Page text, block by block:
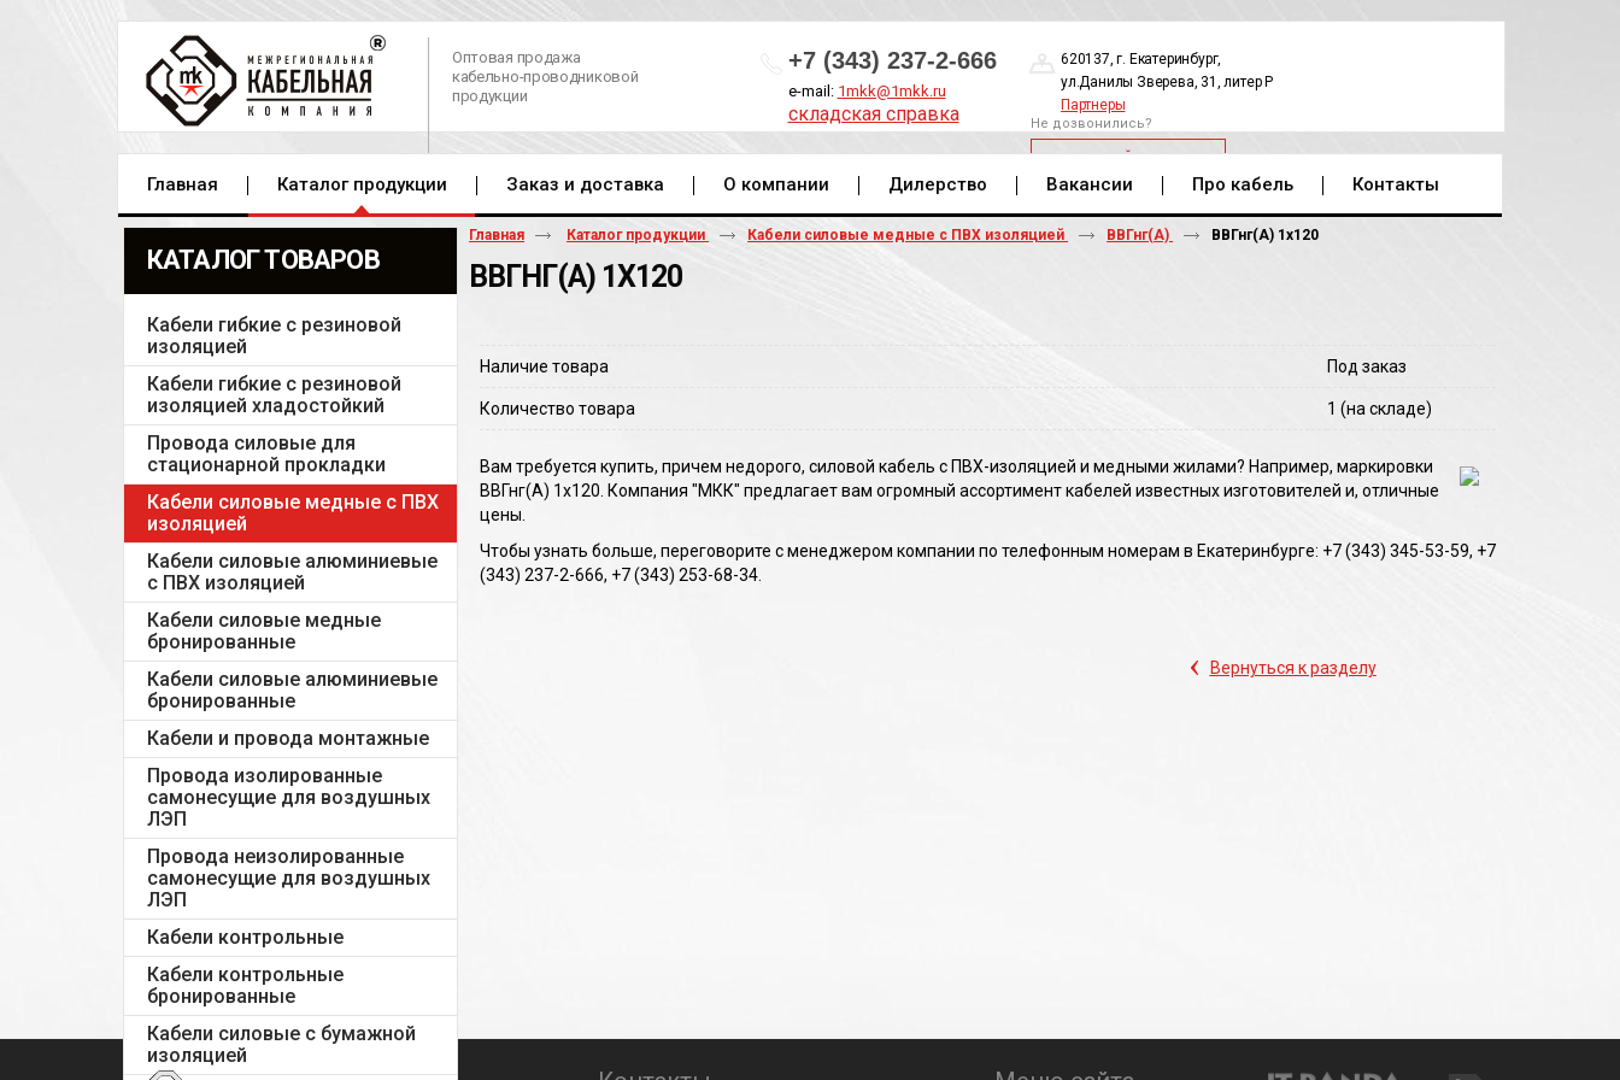
Оптовая продажа
кабельно-проводниковой
продукции
+7 (343) 237-2-666
e-mail: 1mkk@1mkk.ru
складская справка
620137, г. Екатеринбург,
ул.Данилы Зверева, 31, литер Р
Партнеры
Не дозвонились?
ОБРАТНЫЙ ЗВОНОК
Главная Каталог продукции Заказ и доставка О компании Дилерство Вакансии Про кабель Контакты
КАТАЛОГ ТОВАРОВ
Кабели гибкие с резиновой
изоляцией
Кабели гибкие с резиновой
изоляцией хладостойкий
Провода силовые для
стационарной прокладки
Кабели силовые медные с ПВХ
изоляцией
Кабели силовые алюминиевые
с ПВХ изоляцией
Кабели силовые медные
бронированные
Кабели силовые алюминиевые
бронированные
Кабели и провода монтажные
Провода изолированные
самонесущие для воздушных
ЛЭП
Провода неизолированные
самонесущие для воздушных
ЛЭП
Кабели контрольные
Кабели контрольные
бронированные
Кабели силовые с бумажной
изоляцией
Главная Каталог продукции Кабели силовые медные с ПВХ изоляцией ВВГнг(А) ВВГнг(A) 1х120
ВВГНГ(A) 1Х120
Наличие товара Под заказ
Количество товара 1 (на складе)
Вам требуется купить, причем недорого, силовой кабель с ПВХ-изоляцией и медными жилами? Например, маркировки
ВВГнг(A) 1х120. Компания "МКК" предлагает вам огромный ассортимент кабелей известных изготовителей и, отличные
цены.
Чтобы узнать больше, переговорите с менеджером компании по телефонным номерам в Екатеринбурге: +7 (343) 345-53-59, +7
(343) 237-2-666, +7 (343) 253-68-34.
‹ Вернуться к разделу